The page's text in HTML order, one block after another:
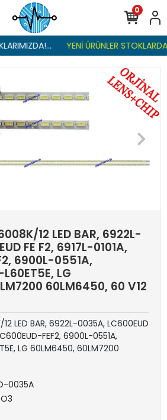
YENİ ÜRÜNLER
0
12 LED BAR, 6922L-
FE F2, 6917L-0101A,
6900L-0551A,
LG
60LM6450, 60 V12
12 LED BAR, 6922L-0035A, LC600EUD
FEF2, 6900L-0551A,
LG 60LM6450, 60LM7200
0035A